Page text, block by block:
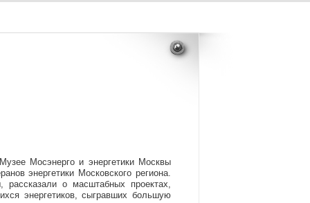
Мосэнерго и энергетики Москвы
энергетики Московского региона.
рассказали о масштабных проектах,
энергетиков, сыгравших большую